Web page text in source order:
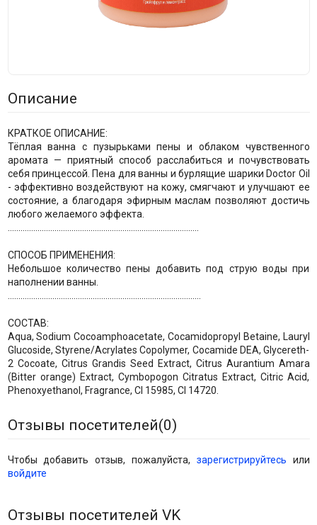
Описание
КРАТКОЕ ОПИСАНИЕ:
Тёплая ванна с пузырьками пены и облаком чувственного
аромата — приятный способ расслабиться и почувствовать
себя принцессой. Пена для ванны и бурлящие шарики Doctor Oil
- эффективно воздействуют на кожу, смягчают и улучшают ее
состояние, а благодаря эфирным маслам позволяют достичь
любого желаемого эффекта.
СПОСОБ ПРИМЕНЕНИЯ:
Небольшое количество пены добавить под струю воды при
наполнении ванны.
СОСТАВ:
Aqua, Sodium Cocoamphoacetate, Cocamidopropyl Betaine, Lauryl
Glucoside, Styrene/Acrylates Copolymer, Cocamide DEA, Glycereth-
2 Cocoate, Citrus Grandis Seed Extract, Citrus Aurantium Аmara
(Bitter orange) Extract, Cymbopogon Citratus Extract, Citric Acid,
Phenoxyethanol, Fragrance, Cl 15985, Cl 14720.
Отзывы посетителей(0)
Чтобы добавить отзыв, пожалуйста, зарегистрируйтесь или
войдите
Отзывы посетителей VK